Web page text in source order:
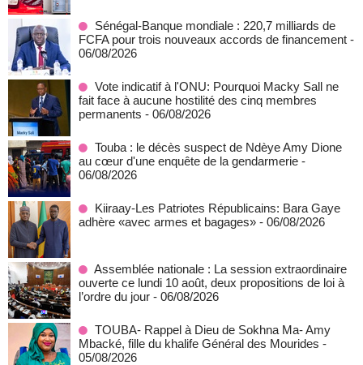
Sénégal-Banque mondiale : 220,7 milliards de
FCFA pour trois nouveaux accords de financement -
06/08/2026
Vote indicatif à l'ONU: Pourquoi Macky Sall ne
fait face à aucune hostilité des cinq membres
permanents - 06/08/2026
Touba : le décès suspect de Ndèye Amy Dione
au cœur d'une enquête de la gendarmerie -
06/08/2026
Kiiraay-Les Patriotes Républicains: Bara Gaye
adhère «avec armes et bagages» - 06/08/2026
Assemblée nationale : La session extraordinaire
ouverte ce lundi 10 août, deux propositions de loi à
l’ordre du jour - 06/08/2026
TOUBA- Rappel à Dieu de Sokhna Ma- Amy
Mbacké, fille du khalife Général des Mourides -
05/08/2026